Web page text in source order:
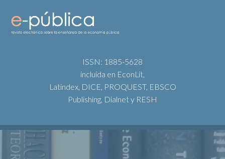
ISSN: 1885-5628
incluida en EconLit,
Latindex, DICE, PROQUEST, EBSCO
Publishing, Dialnet y RESH